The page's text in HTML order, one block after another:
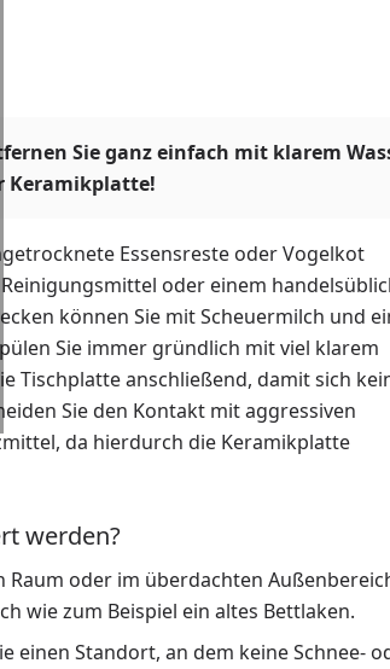
Sie ganz einfach mit klarem
Keramikplatte!
Essensreste oder Vogelkot
oder einem
können Sie mit Scheuermilch und
Sie immer gründlich mit viel klarem
Tischplatte anschließend, damit sich
Sie den Kontakt mit aggressiven
da hierdurch die Keramikplatte
werden?
oder im überdachten
wie zum Beispiel ein altes Bettlaken.
einen Standort, an dem keine Schnee-